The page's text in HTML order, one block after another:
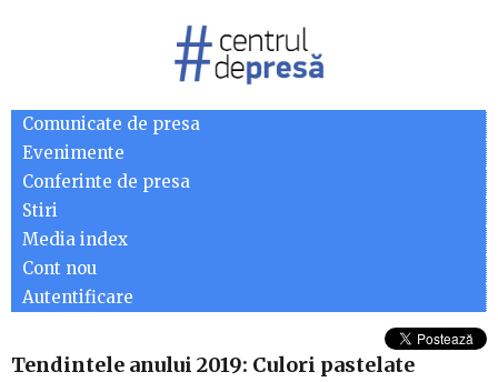
Comunicate de presa
Evenimente
Conferinte de presa
Stiri
Media index
Cont nou
Autentificare
Tendintele anului 2019: Culori pastelate